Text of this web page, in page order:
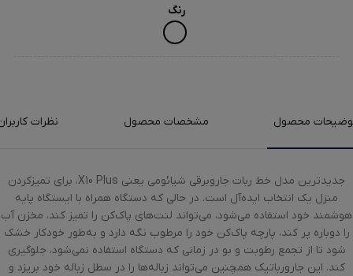
رنگ
محصول مشخصات محصول نظرات
جدیدترین مدل خط ربات جاروبرقی شیائومی یعنی X10 Plus، برای تمیزکردن
منزل یک انتخاب ایده‌آل است. در حالی که دستگاه همراه با ایستگاه پایه
هوشمند خود استفاده می‌شود، می‌تواند لنت‌های پاک‌کن را تمیز کند، مخزن آب
را دوباره پر کند، پارچه پاک‌کن خود را مرطوب نگه دارد و به‌طور خودکار خشک
شود تا از تجمع رطوبت و بو در زمانی که دستگاه استفاده نمی‌شود، جلوگیری
کند. این جارورباتیک همچنین می‌تواند زباله‌ها را در سطل زباله خود بریزد و